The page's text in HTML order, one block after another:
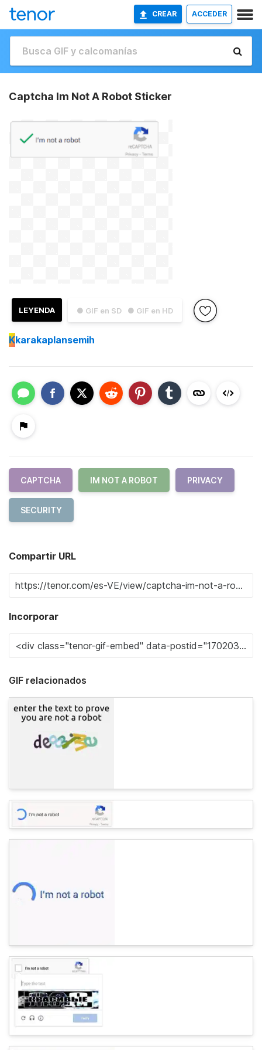
CREAR ACCEDER
Captcha Im Not A Robot Sticker
● GIF en SD ● GIF en HD
LEYENDA
Kkarakaplansemih
CAPTCHA IM NOT A ROBOT PRIVACY
SECURITY
Compartir URL
Incorporar
GIF relacionados